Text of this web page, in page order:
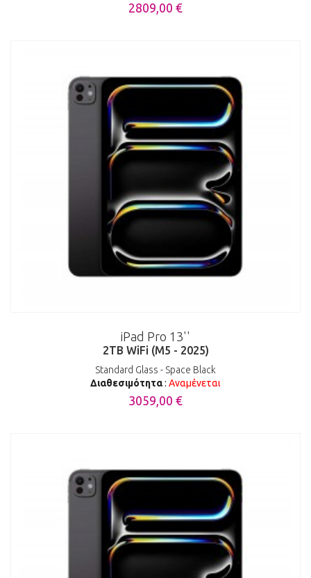
2809,00 €
iPad Pro 13''
2TB WiFi (M5 - 2025)
Standard Glass - Space Black
Διαθεσιμότητα: Αναμένεται
3059,00 €